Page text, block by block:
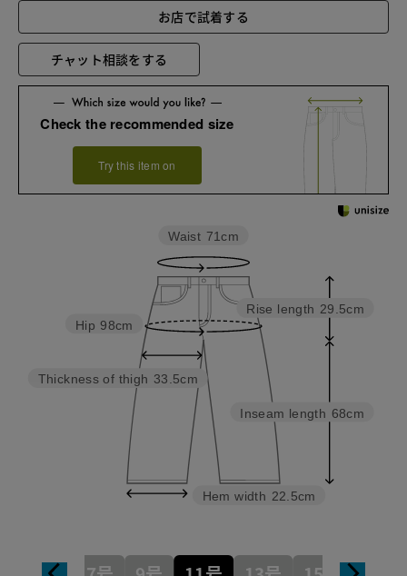
お店で試着する
チャット相談をする
Check the recommended size
Try this item on
Inseam length 68cm
Rise length 29.5cm
Hem width 22.5cm
Thickness of thigh 33.5cm
Hip 98cm
Waist 71cm